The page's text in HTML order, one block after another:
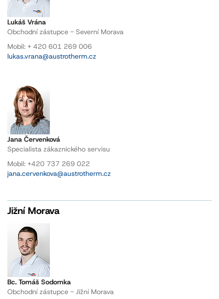
Lukáš Vrána
Obchodní zástupce - Severní Morava
Mobil: + 420 601 269 006
lukas.vrana@austrotherm.cz
Jana Červenková
Specialista zákaznického servisu
Mobil: +420 737 269 022
jana.cervenkova@austrotherm.cz
Jižní Morava
Bc. Tomáš Sodomka
Obchodní zástupce - Jižní Morava